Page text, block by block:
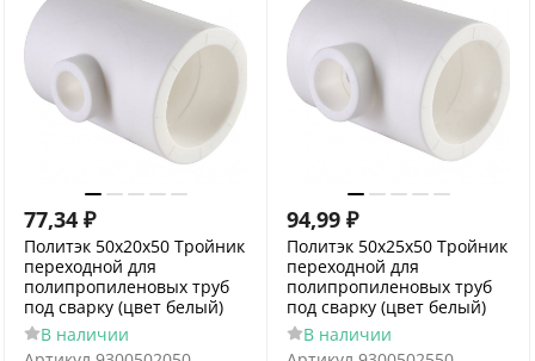
77,34 ₽
Политэк 50х20х50 Тройник
переходной для
полипропиленовых труб
под сварку (цвет белый)
В наличии
94,99 ₽
Политэк 50х25х50 Тройник
переходной для
полипропиленовых труб
под сварку (цвет белый)
В наличии